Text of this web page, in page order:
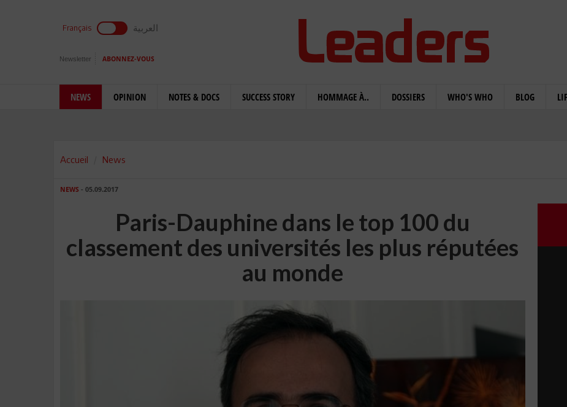
Français العربية
Newsletter ABONNEZ-VOUS
NEWS OPINION NOTES & DOCS SUCCESS STORY HOMMAGE À.. DOSSIERS WHO'S WHO BLOG
Accueil News
NEWS - 05.09.2017
Paris-Dauphine dans le top 100 du
classement des universités les plus réputées
au monde